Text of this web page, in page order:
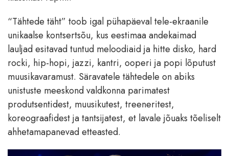
“Tähtede täht” toob igal pühapäeval tele-ekraanile
unikaalse kontsertsõu, kus eestimaa andekaimad
lauljad esitavad tuntud meloodiaid ja hitte disko, hard
rocki, hip-hopi, jazzi, kantri, ooperi ja popi lõputust
muusikavaramust. Säravatele tähtedele on abiks
unistuste meeskond valdkonna parimatest
produtsentidest, muusikutest, treeneritest,
koreograafidest ja tantsijatest, et lavale jõuaks tõeliselt
ahhetamapanevad etteasted.